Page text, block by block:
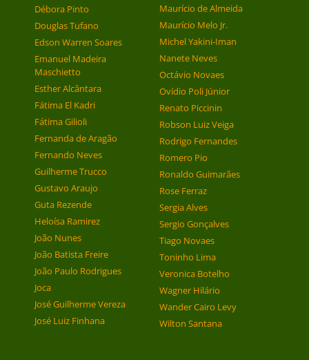
Débora Pinto
Douglas Tufano
Edson Warren Soares
Emanuel Madeira
Maschietto
Esther Alcântara
Fátima El Kadri
Fátima Gilioli
Fernanda de Aragão
Fernando Neves
Guilherme Trucco
Gustavo Araujo
Guta Rezende
Heloísa Ramirez
João Nunes
João Batista Freire
João Paulo Rodrigues
Joca
José Guilherme Vereza
José Luiz Finhana
Maurício de Almeida
Maurício Melo Jr.
Michel Yakini-Iman
Nanete Neves
Octávio Novaes
Ovídio Poli Júnior
Renato Piccinin
Robson Luiz Veiga
Rodrigo Fernandes
Romero Pio
Ronaldo Guimarães
Rose Ferraz
Sergia Alves
Sergio Gonçalves
Tiago Novaes
Toninho Lima
Veronica Botelho
Wagner Hilário
Wander Cairo Levy
Wilton Santana